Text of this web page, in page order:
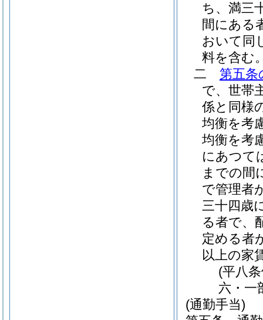
ち、満三
間にある
おいて同
料を含む
二
第五条
で、世帯
係と同様
均衡を考
均衡を考
にあつて
までの間
で管理者
三十四歳
る者で、
定める者
以上の家
(平八
六・一
(通勤手当)